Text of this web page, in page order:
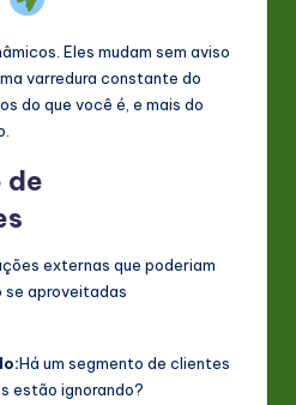
Eles mudam sem aviso
varredura constante do
do que você é, e mais do
de
externas que poderiam
se aproveitadas
Há um segmento de clientes
estão ignorando?